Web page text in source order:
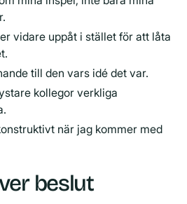
vidare uppåt i stället för att låta
till den vars idé det var.
kollegor verkliga
när jag kommer med
beslut